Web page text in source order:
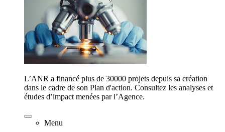
L’ANR a financé plus de 30000 projets depuis sa création
dans le cadre de son Plan d'action. Consultez les analyses et
études d’impact menées par l’Agence.
Menu